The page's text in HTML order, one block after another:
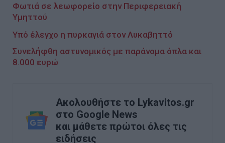
Φωτιά σε λεωφορείο στην Περιφερειακή
Υμηττού
Υπό έλεγχο η πυρκαγιά στον Λυκαβηττό
Συνελήφθη αστυνομικός με παράνομα όπλα και
8.000 ευρώ
Ακολουθήστε το Lykavitos.gr
στο Google News
και μάθετε πρώτοι όλες τις
ειδήσεις